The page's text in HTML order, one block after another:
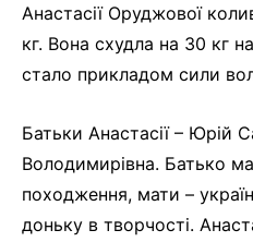
Анастасії Оруджової
кг. Вона схудла на 30 кг
стало прикладом сили
Батьки Анастасії – Юрій
Володимирівна. Батько
походження, мати –
доньку в творчості.